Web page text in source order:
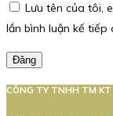
Lưu tên của tôi,
lần bình luận kế tiếp
Đăng
CÔNG TY TNHH TM